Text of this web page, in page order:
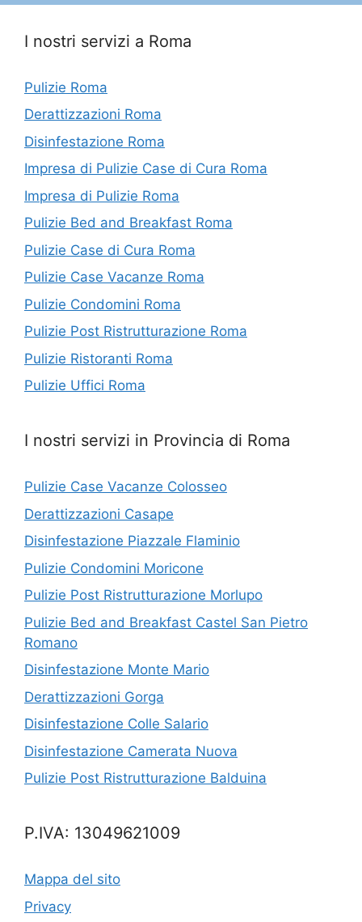
I nostri servizi a Roma
Pulizie Roma
Derattizzazioni Roma
Disinfestazione Roma
Impresa di Pulizie Case di Cura Roma
Impresa di Pulizie Roma
Pulizie Bed and Breakfast Roma
Pulizie Case di Cura Roma
Pulizie Case Vacanze Roma
Pulizie Condomini Roma
Pulizie Post Ristrutturazione Roma
Pulizie Ristoranti Roma
Pulizie Uffici Roma
I nostri servizi in Provincia di Roma
Pulizie Case Vacanze Colosseo
Derattizzazioni Casape
Disinfestazione Piazzale Flaminio
Pulizie Condomini Moricone
Pulizie Post Ristrutturazione Morlupo
Pulizie Bed and Breakfast Castel San Pietro
Romano
Disinfestazione Monte Mario
Derattizzazioni Gorga
Disinfestazione Colle Salario
Disinfestazione Camerata Nuova
Pulizie Post Ristrutturazione Balduina
P.IVA: 13049621009
Mappa del sito
Privacy